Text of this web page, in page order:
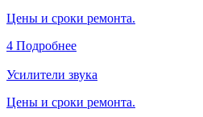
Цены и сроки ремонта.
4 Подробнее
Усилители звука
Цены и сроки ремонта.